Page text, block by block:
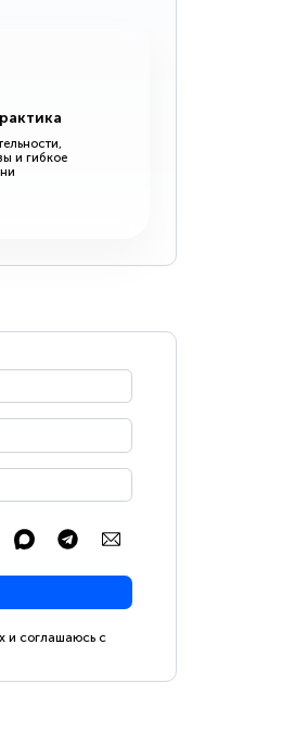
и гибкое
и соглашаюсь с